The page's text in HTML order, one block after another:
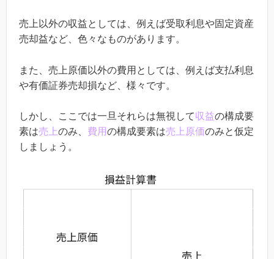
売上以外の収益としては、例えば受取利息や固定資産
売却益など、色々なものがあります。
また、売上原価以外の費用としては、例えば支払利息
や有価証券売却損など、様々です。
しかし、ここでは一旦それらは無視して収益の構成要
素は売上のみ、 費用の構成要素は売上原価のみと仮定
しましょう。